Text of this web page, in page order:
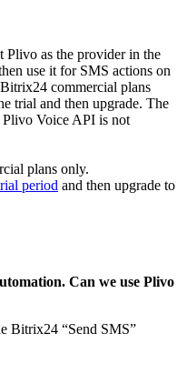
Plivo as the provider in the
use it for SMS actions on
commercial plans
trial and then upgrade. The
Voice API is not
plans only.
period and then upgrade to
Can we use Plivo
Bitrix24 “Send SMS”